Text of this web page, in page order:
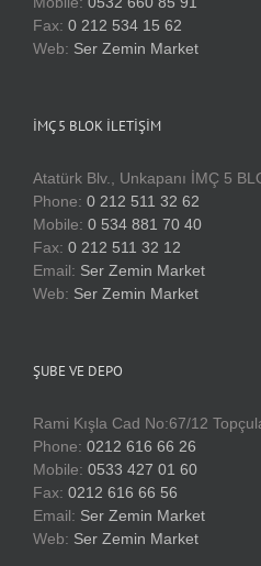
Fax: 0 212 534 15 62
Web: Ser Zemin Market
İMÇ 5 BLOK İLETIŞIM
Atatürk Blv., Unkapanı İMÇ 5
Phone: 0 212 511 32 62
Mobile: 0 534 881 70 40
Fax: 0 212 511 32 12
Email: Ser Zemin Market
Web: Ser Zemin Market
ŞUBE VE DEPO
Rami Kışla Cad No:67/12
Phone: 0212 616 66 26
Mobile: 0533 427 01 60
Fax: 0212 616 66 56
Email: Ser Zemin Market
Web: Ser Zemin Market